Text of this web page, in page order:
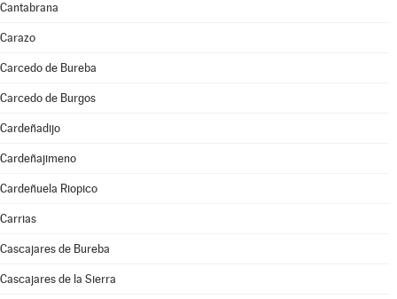
Cantabrana
Carazo
Carcedo de Bureba
Carcedo de Burgos
Cardeñadijo
Cardeñajimeno
Cardeñuela Riopico
Carrias
Cascajares de Bureba
Cascajares de la Sierra